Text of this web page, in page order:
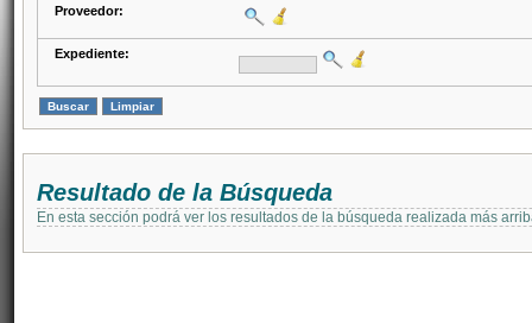
Proveedor:
Expediente:
Resultado de la Búsqueda
En esta sección podrá ver los resultados de la búsqueda realizada más